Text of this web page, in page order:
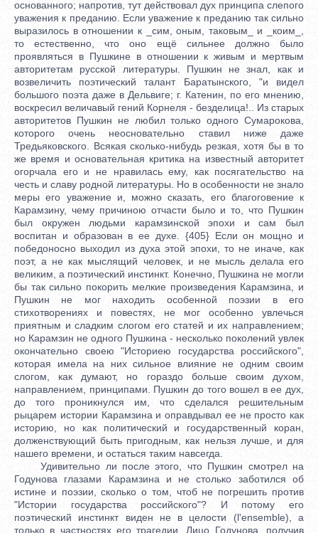
основанного; напротив, тут действовал дух принципа слепого
уважения к преданию. Если уважение к преданию так сильно
выразилось в отношении к _сим, оным, таковым_ и _коим_,
то естественно, что оно ещё сильнее должно было
проявляться в Пушкине в отношении к живым и мертвым
авторитетам русской литературы. Пушкин не знал, как и
возвеличить поэтический талант Баратынского, "и видел
большого поэта даже в Дельвиге; г. Катенин, по его мнению,
воскресил величавый гений Корнеля - безделица!.. Из старых
авторитетов Пушкин не любил только одного Сумарокова,
которого очень неосновательно ставил ниже даже
Тредьяковского. Всякая сколько-нибудь резкая, хотя бы в то
же время и основательная критика на известный авторитет
огорчала его и не нравилась ему, как посягательство на
честь и славу родной литературы. Но в особенности не знало
меры его уважение и, можно сказать, его благоговение к
Карамзину, чему причиною отчасти было и то, что Пушкин
был окружен людьми карамзинской эпохи и сам был
воспитан и образован в ее духе. {405} Если он мощно и
победоносно выходил из духа этой эпохи, то не иначе, как
поэт, а не как мыслящий человек, и не мысль делала его
великим, а поэтический инстинкт. Конечно, Пушкина не могли
бы так сильно покорить мелкие произведения Карамзина, и
Пушкин не мог находить особенной поэзии в его
стихотворениях и повестях, не мог особенно увлечься
приятным и сладким слогом его статей и их направлением;
но Карамзин не одного Пушкина - несколько поколений увлек
окончательно своею "Историею государства российского",
которая имела на них сильное влияние не одним своим
слогом, как думают, но гораздо больше своим духом,
направлением, принципами. Пушкин до того вошел в ее дух,
до того проникнулся им, что сделался решительным
рыцарем истории Карамзина и оправдывал ее не просто как
историю, но как политический и государственный коран,
долженствующий быть пригодным, как нельзя лучше, и для
нашего времени, и остаться таким навсегда.
Удивительно ли после этого, что Пушкин смотрел на
Годунова глазами Карамзина и не столько заботился об
истине и поэзии, сколько о том, чтоб не погрешить против
"Истории государства российского"? И потому его
поэтический инстинкт виден не в целости (l'ensemble), а
только в частностях его трагедии. Лицо Годунова, получив